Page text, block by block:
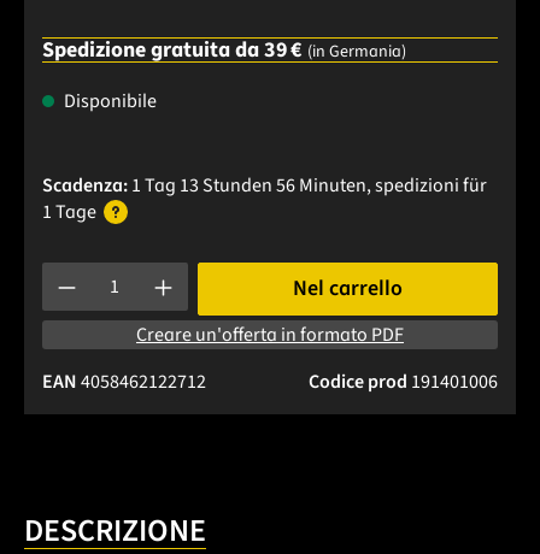
Spedizione gratuita da 39 € (in Germania)
Disponibile
Scadenza:1 Tag 13 Stunden 56 Minuten, spedizionifür
1 Tage
Quantità del prodotto: inserisci la quantità desiderata o
Nel carrello
Creare un'offerta in formato PDF
Codice prod 191401006
EAN4058462122712
DESCRIZIONE